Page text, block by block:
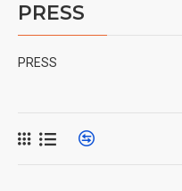
PRESS
PRESS